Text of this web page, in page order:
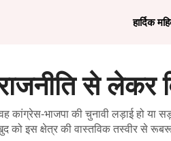
हार्दिक
से लेकर
कांग्रेस‑भाजपा की चुनावी लड़ाई हो
को इस क्षेत्र की वास्तविक तस्वीर से